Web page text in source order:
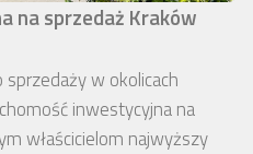
na sprzedaż Kraków
w okolicach
inwestycyjna na
właścicielom najwyższy